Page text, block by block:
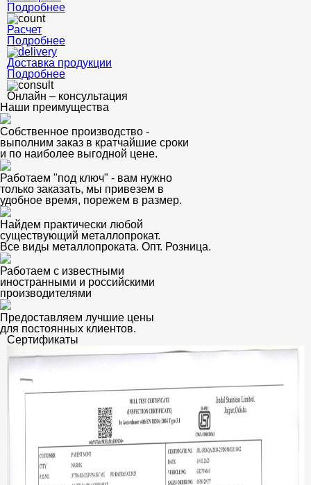
Подробнее
Расчет
Подробнее
Доставка продукции
Подробнее
Онлайн – консультация
Наши преимущества
Собственное производство -
выполним заказ в кратчайшие сроки
и по наиболее выгодной цене.
Работаем "под ключ" - вам нужно
только заказать, мы привезем в
удобное время, порежем в размер.
Найдем практически любой
существующий металлопрокат.
Все виды металлопроката. Опт. Розница.
Работаем с известными
иностранными и российскими
производителями
Предоставляем лучшие цены
для постоянных клиентов.
Сертификаты